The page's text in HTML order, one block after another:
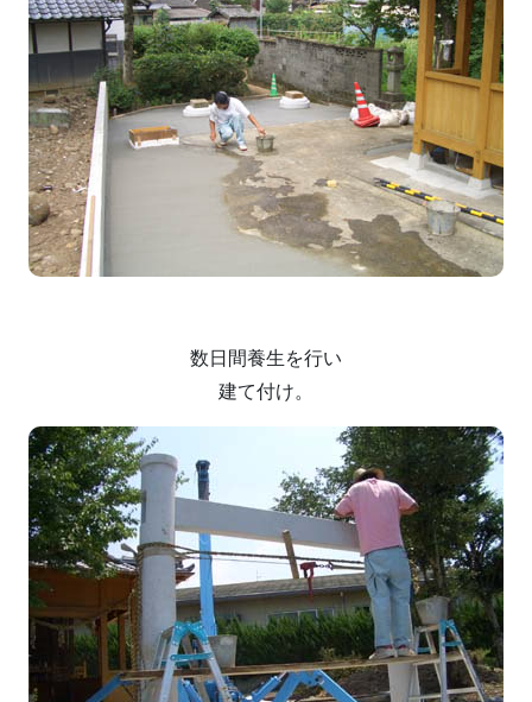
数日間養生を行い
建て付け。